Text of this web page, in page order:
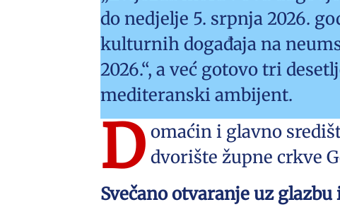
do nedjelje 5. srpnja 2026.
kulturnih događaja na
2026.“, a već gotovo tri
mediteranski ambijent.
D omaćin i glavno
dvorište župne crkve
Svečano otvaranje uz